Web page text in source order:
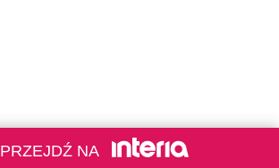
PRZEJDŹ NA